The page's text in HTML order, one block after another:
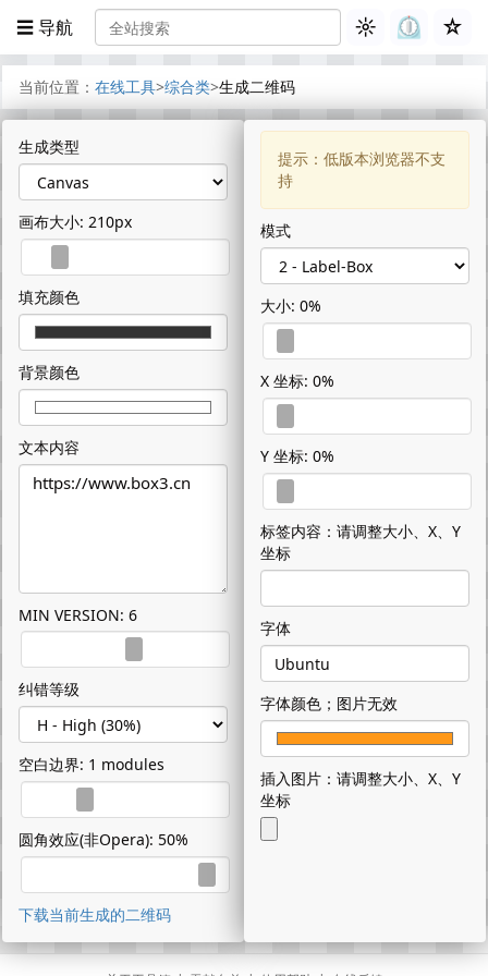
☰ 导航 ☼ ⏲︎ ☆
当前位置：在线工具>综合类>生成二维码
生成类型
画布大小: 210px
填充颜色
背景颜色
文本内容
MIN VERSION: 6
纠错等级
空白边界: 1 modules
圆角效应(非Opera): 50%
下载当前生成的二维码
提示：低版本浏览器不支
持
模式
大小: 0%
X 坐标: 0%
Y 坐标: 0%
标签内容：请调整大小、X、Y
坐标
字体
字体颜色；图片无效
插入图片：请调整大小、X、Y
坐标